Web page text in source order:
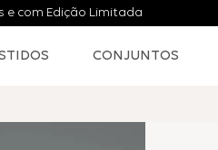
e com Edição Limitada
CONJUNTOS